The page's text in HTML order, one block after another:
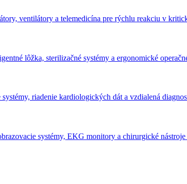
ventilátory a telemedicína pre rýchlu reakciu v
lôžka, sterilizačné systémy a ergonomické
riadenie kardiologických dát a vzdialená
systémy, EKG monitory a chirurgické